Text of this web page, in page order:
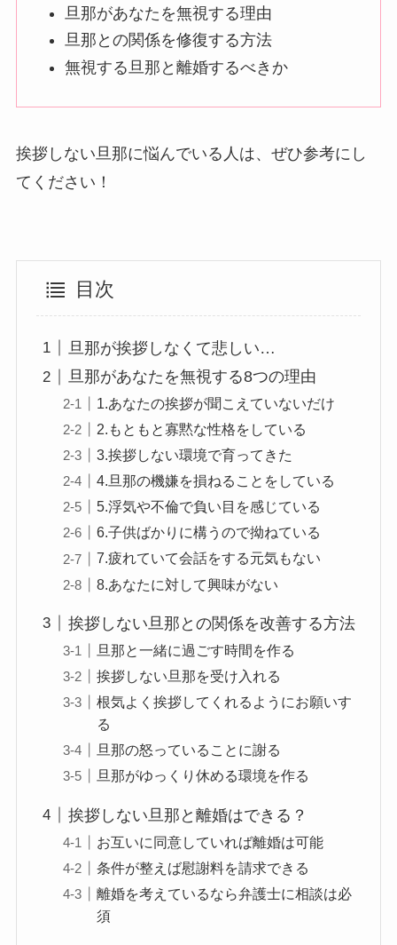
旦那があなたを無視する理由
旦那との関係を修復する方法
無視する旦那と離婚するべきか
挨拶しない旦那に悩んでいる人は、ぜひ参考にし
てください！
目次
旦那が挨拶しなくて悲しい…
旦那があなたを無視する8つの理由
1.あなたの挨拶が聞こえていないだけ
2.もともと寡黙な性格をしている
3.挨拶しない環境で育ってきた
4.旦那の機嫌を損ねることをしている
5.浮気や不倫で負い目を感じている
6.子供ばかりに構うので拗ねている
7.疲れていて会話をする元気もない
8.あなたに対して興味がない
挨拶しない旦那との関係を改善する方法
旦那と一緒に過ごす時間を作る
挨拶しない旦那を受け入れる
根気よく挨拶してくれるようにお願いす
る
旦那の怒っていることに謝る
旦那がゆっくり休める環境を作る
挨拶しない旦那と離婚はできる？
お互いに同意していれば離婚は可能
条件が整えば慰謝料を請求できる
離婚を考えているなら弁護士に相談は必
須